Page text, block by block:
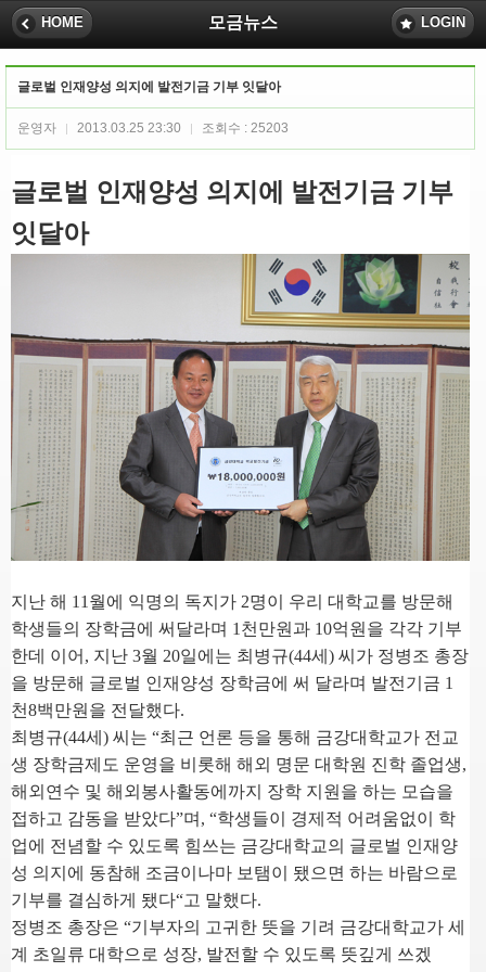
HOME 모금뉴스 LOGIN
글로벌 인재양성 의지에 발전기금 기부 잇달아
운영자 2013.03.25 23:30 조회수 : 25203
글로벌 인재양성 의지에 발전기금 기부
잇달아
지난 해 11 월에 익명의 독지가 2명이 우리 대학교를 방문해
학생들의 장학금에 써달라며 1 천만원과 10억원을 각각 기부
한데 이어 , 지난 3월 20일에는 최병규(44세 ) 씨가 정병조 총장
을 방문해 글로벌 인재양성 장학금에 써 달라며 발전기금 1
천8백만원을 전달했다.
최병규(44세 ) 씨는 “최근 언론 등을 통해 금강대학교가 전교
생 장학금제도 운영을 비롯해 해외 명문 대학원 진학 졸업생,
해외연수 및 해외봉사활동에까지 장학 지원을 하는 모습을
접하고 감동을 받았다”며 , “학생들이 경제적 어려움없이 학
업에 전념할 수 있도록 힘쓰는 금강대학교의 글로벌 인재양
성 의지에 동참해 조금이나마 보탬이 됐으면 하는 바람으로
기부를 결심하게 됐다“고 말했다.
정병조 총장은 “기부자의 고귀한 뜻을 기려 금강대학교가 세
계 초일류 대학으로 성장, 발전할 수 있도록 뜻깊게 쓰겠